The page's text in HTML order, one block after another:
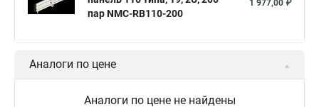
пар NMC-RB110-200
1 977,00 ₽
Аналоги по цене
Аналоги по цене не найдены